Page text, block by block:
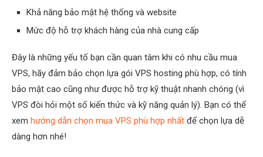
Khả năng bảo mật hệ thống và website
Mức độ hỗ trợ khách hàng của nhà cung cấp
Đây là những yếu tố bạn cần quan tâm khi có nhu cầu mua
VPS, hãy đảm bảo chọn lựa gói VPS hosting phù hợp, có tính
bảo mật cao cũng như được hỗ trợ kỹ thuật nhanh chóng (vì
VPS đòi hỏi một số kiến thức và kỹ năng quản lý). Bạn có thể
xem hướng dẫn chọn mua VPS phù hợp nhất để chọn lựa dễ
dàng hơn nhé!